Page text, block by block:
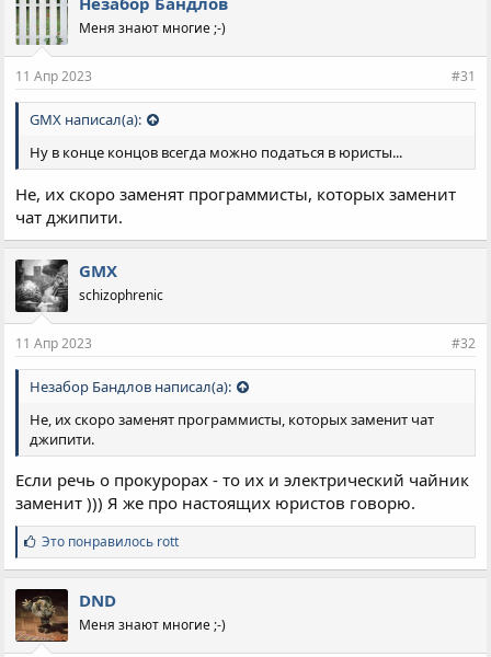
Меня знают многие ;-)
11 Апр 2023 #31
GMX написал(а):
Ну в конце концов всегда можно податься в юристы...
Не, их скоро заменят программисты, которых заменит
чат джипити.
GMX
schizophrenic
11 Апр 2023 #32
Незабор Бандлов написал(а):
Не, их скоро заменят программисты, которых заменит чат
джипити.
Если речь о прокурорах - то их и электрический чайник
заменит ))) Я же про настоящих юристов говорю.
С
и
м
п
а
т
и
Это понравилось rott
DND
Меня знают многие ;-)